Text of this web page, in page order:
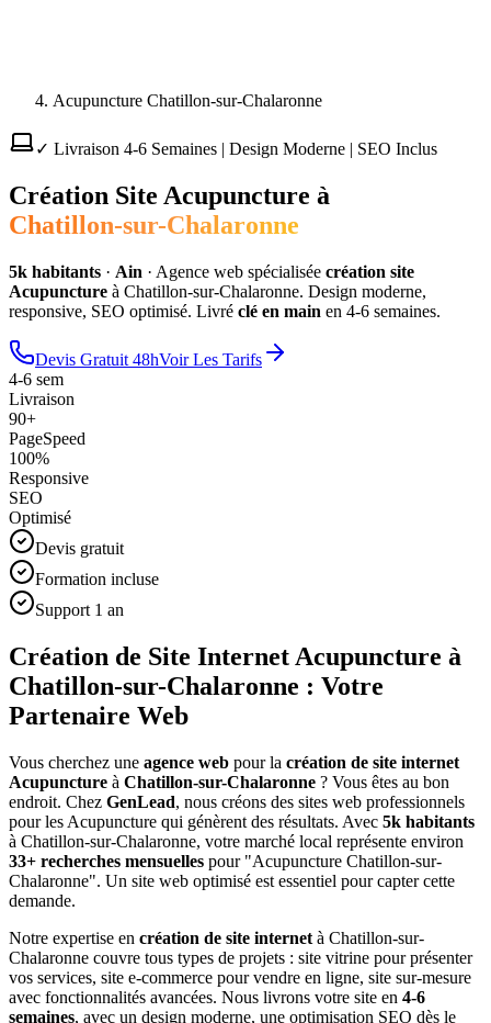
Acupuncture Chatillon-sur-Chalaronne
✓ Livraison 4-6 Semaines | Design Moderne | SEO Inclus
Création Site Acupuncture à
Chatillon-sur-Chalaronne
5k habitants · Ain · Agence web spécialisée création site
Acupuncture à Chatillon-sur-Chalaronne. Design moderne,
responsive, SEO optimisé. Livré clé en main en 4-6 semaines.
Devis Gratuit 48hVoir Les Tarifs
4-6 sem
Livraison
90+
PageSpeed
100%
Responsive
SEO
Optimisé
Devis gratuit
Formation incluse
Support 1 an
Création de Site Internet Acupuncture à
Chatillon-sur-Chalaronne : Votre
Partenaire Web
Vous cherchez une agence web pour la création de site internet
Acupuncture à Chatillon-sur-Chalaronne ? Vous êtes au bon
endroit. Chez GenLead, nous créons des sites web professionnels
pour les Acupuncture qui génèrent des résultats. Avec 5k habitants
à Chatillon-sur-Chalaronne, votre marché local représente environ
33+ recherches mensuelles pour "Acupuncture Chatillon-sur-
Chalaronne". Un site web optimisé est essentiel pour capter cette
demande.
Notre expertise en création de site internet à Chatillon-sur-
Chalaronne couvre tous types de projets : site vitrine pour présenter
vos services, site e-commerce pour vendre en ligne, site sur-mesure
avec fonctionnalités avancées. Nous livrons votre site en 4-6
semaines, avec un design moderne, une optimisation SEO dès le